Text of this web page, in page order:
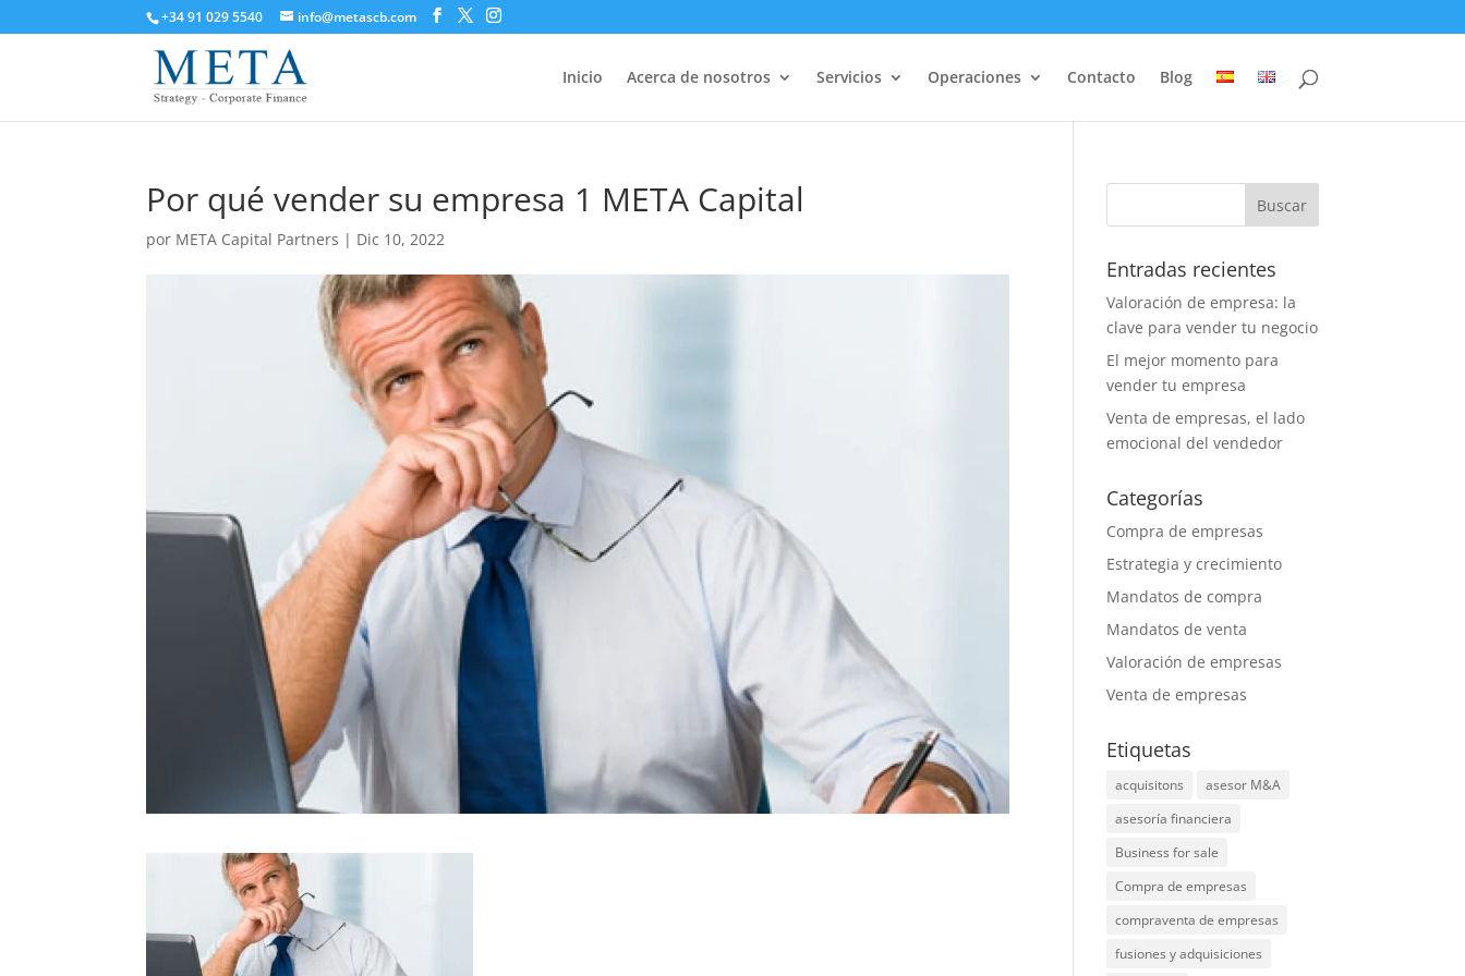
+34 91 029 5540 info@metascb.com
Inicio Acerca de nosotros Servicios Operaciones Contacto Blog
Por qué vender su empresa 1 META Capital
por META Capital Partners | Dic 10, 2022
Entradas recientes
Valoración de empresa: la
clave para vender tu negocio
El mejor momento para
vender tu empresa
Venta de empresas, el lado
emocional del vendedor
Categorías
Compra de empresas
Estrategia y crecimiento
Mandatos de compra
Mandatos de venta
Valoración de empresas
Venta de empresas
Etiquetas
acquisitons
asesor M&A
asesoría financiera
Business for sale
Compra de empresas
compraventa de empresas
fusiones y adquisiciones